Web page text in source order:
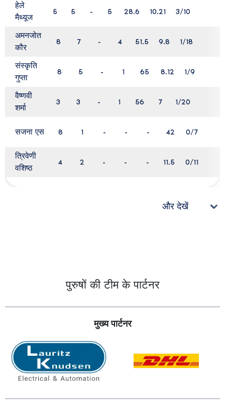
हेले
मैथ्यूज
5 5 - 5 28.6 10.21 3/10
अमनजोत
कौर
8 7 - 4 51.5 9.8 1/18
संस्कृति
गुप्ता
8 5 - 1 65 8.12 1/9
वैष्णवी
शर्मा
3 3 - 1 56 7 1/20
सजना एस 8 1 - - - 42 0/7
त्रिवेणी
वशिष्ठ
4 2 - - - 11.5 0/11
और देखें
पुरुषों की टीम के पार्टनर
मुख्य पार्टनर